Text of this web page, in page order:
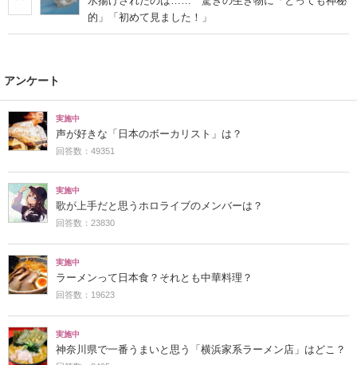
的」「初めて見ました！」
アンケート
実施中
声が好きな「日本のボーカリスト」は？
回答数：49351
実施中
歌が上手だと思うホロライブのメンバーは？
回答数：23830
実施中
ラーメンって日本食？それとも中華料理？
回答数：19623
実施中
神奈川県で一番うまいと思う「横浜家系ラーメン店」はどこ？